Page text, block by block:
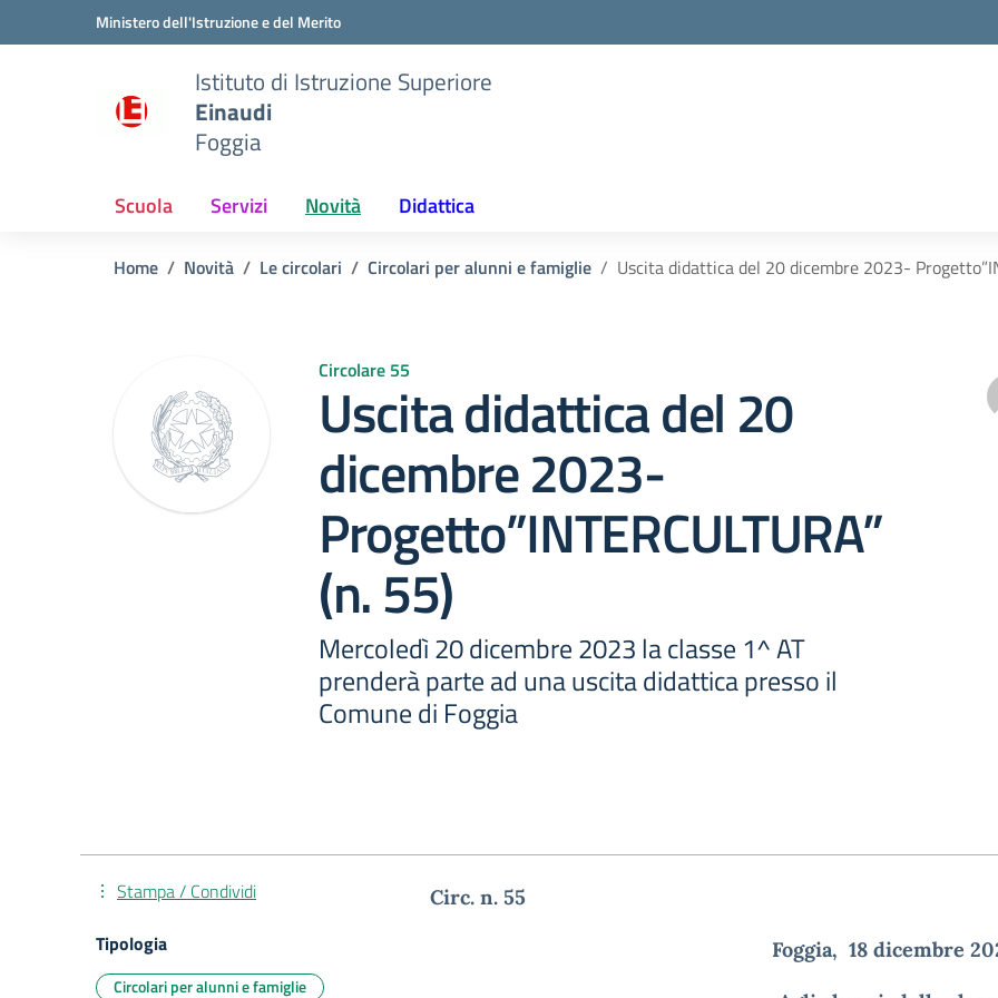
Vai ai contenuti
Vai al menu di navigazioneMinistero dell'Istruzione e del Merito
Istituto di Istruzione Superiore
Einaudi
Foggia
Scuola Servizi Novità Didattica
Home Novità Le circolari Circolari per alunni e famiglie Uscita didattica del 20 dicembre 2023-
Circolare 55
Uscita didattica del 20
dicembre 2023-
Progetto”INTERCULTURA”
(n. 55)
Mercoledì 20 dicembre 2023 la classe 1^ AT
prenderà parte ad una uscita didattica presso il
Comune di Foggia
Circ. n. 55
Foggia, 18
Stampa / Condividi
Tipologia
Circolari per alunni e famiglie